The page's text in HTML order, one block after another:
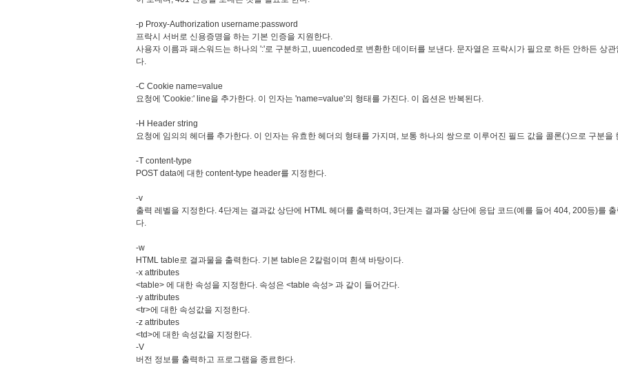
-p Proxy-Authorization username:password
프락시 서버로 신용증명을 하는 기본 인증을 지원한다.
사용자 이름과 패스워드는 하나의 ':'로 구분하고, uuencoded로 변환한 데이터를 보낸다. 문자열은 프락시가 필요로 하든 안하든 상
다.
-C Cookie name=value
요청에 'Cookie:' line을 추가한다. 이 인자는 'name=value'의 형태를 가진다. 이 옵션은 반복된다.
-H Header string
요청에 임의의 헤더를 추가한다. 이 인자는 유효한 헤더의 형태를 가지며, 보통 하나의 쌍으로 이루어진 필드 값을 콜론(:)으로 구분을
-T content-type
POST data에 대한 content-type header를 지정한다.
-v
출력 레벨을 지정한다. 4단계는 결과값 상단에 HTML 헤더를 출력하며, 3단계는 결과물 상단에 응답 코드(예를 들어 404, 200등)를
다.
-w
HTML table로 결과물을 출력한다. 기본 table은 2칼럼이며 흰색 바탕이다.
-x attributes
<table> 에 대한 속성을 지정한다. 속성은 <table 속성> 과 같이 들어간다.
-y attributes
<tr>에 대한 속성값을 지정한다.
-z attributes
<td>에 대한 속성값을 지정한다.
-V
버전 정보를 출력하고 프로그램을 종료한다.